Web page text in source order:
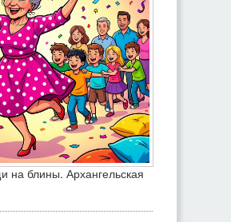
на блины. Архангельская